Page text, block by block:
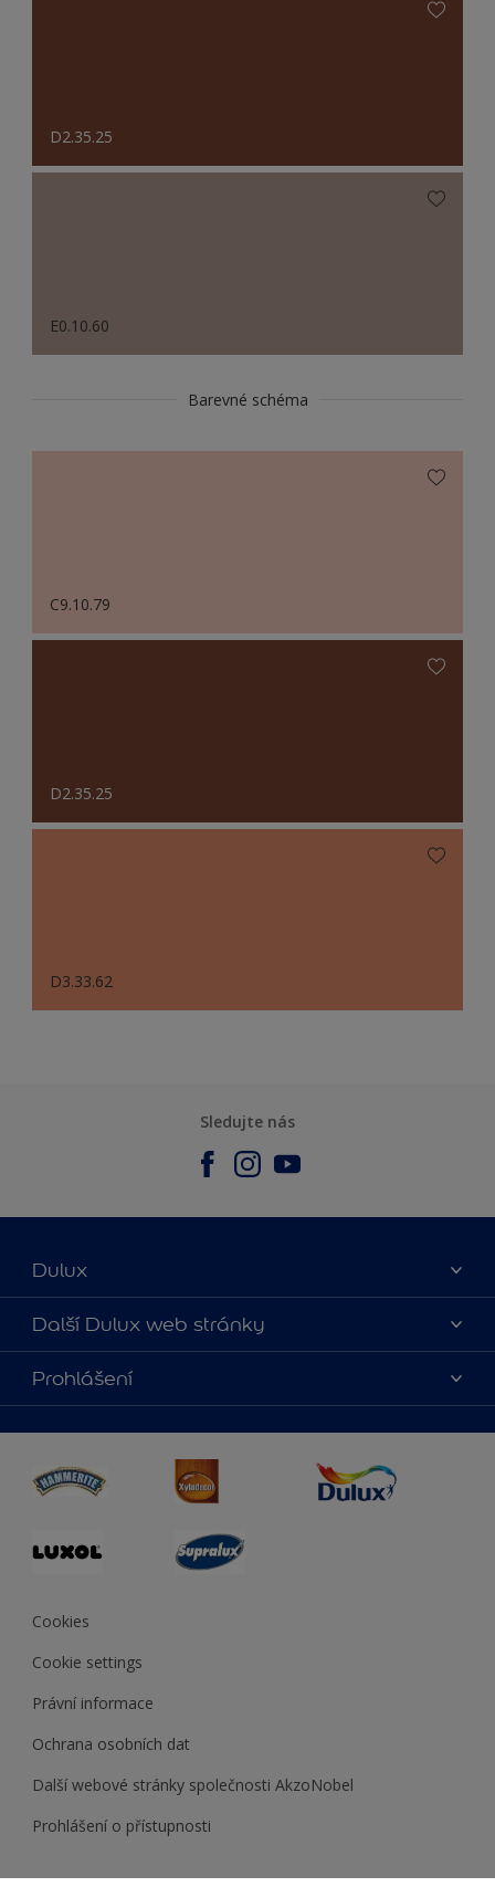
D2.35.25
E0.10.60
Barevné schéma
C9.10.79
D2.35.25
D3.33.62
Sledujte nás
Dulux
O nás
Kontaktujte nás
Najít obchod
Další Dulux web stránky
duluxmalir.cz
duluxmaliar.sk
duluxprodejnabarev.cz
duluxpredajnafarieb.sk
Prohlášení
Cookies
Cookie settings
Právní informace
Ochrana osobních dat
Další webové stránky společnosti AkzoNobel
Prohlášení o přístupnosti